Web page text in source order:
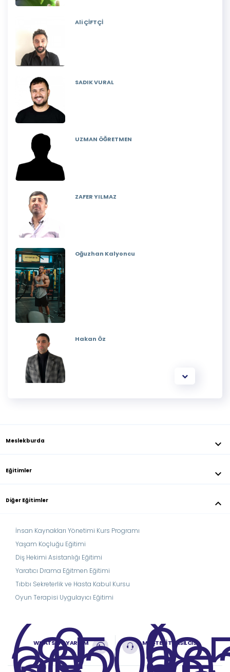
Ali ÇİFTÇİ
SADIK VURAL
UZMAN ÖĞRETMEN
ZAFER YILMAZ
Oğuzhan Kalyoncu
Hakan Öz
Meslekburda keyboard_arrow_down
Eğitimler keyboard_arrow_down
Diğer Eğitimler keyboard_arrow_down
İnsan Kaynakları Yönetimi Kurs Programı
Yaşam Koçluğu Eğitimi
Diş Hekimi Asistanlığı Eğitimi
Yaratıcı Drama Eğitmen Eğitimi
Tıbbı Sekreterlik ve Hasta Kabul Kursu
Oyun Terapisi Uygulayıcı Eğitimi
WHATSAPP YARDIM
0 MÜŞTERİ TEMSİLCİSİ
0